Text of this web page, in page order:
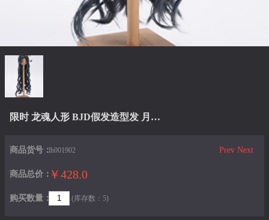
限时 龙魂人形 BJD假发造型发 月下仙 同款LHWG3-S0045（含发饰）
Prev Next
商品货号：lh001902
商品总价： ￥428.0
购买数量： (库存数：5)